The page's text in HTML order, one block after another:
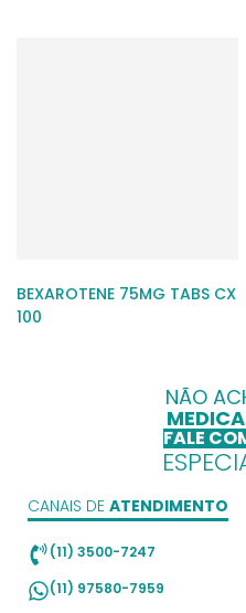
BEXAROTENE 75MG TABS CX
100
NÃO
FALE
CANAIS DE ATENDIMENTO
(11) 3500-7247
(11) 97580-7959